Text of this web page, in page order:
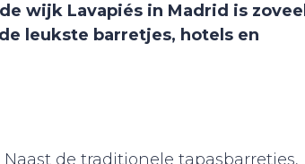
wijk Lavapiés in Madrid is
leukste barretjes, hotels en
de traditionele tapasbarretjes,